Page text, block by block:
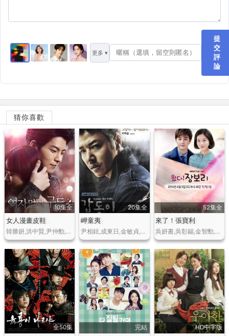
更多 ▾
提
交
評
論
猜你喜歡
10集全
女人漫畫皮鞋
韓勝妍,洪中賢,尹仲勳,鄭佳恩
20集全
岬童夷
尹相鉉,成東日,金敏貞,李準,金智媛
52集全
來了！張寶利
吳妍書,吳彰錫,金智勳,李宥利,韓振熙,梁美京,韓勝妍,琴寶羅
全50集 完結 HD中字版